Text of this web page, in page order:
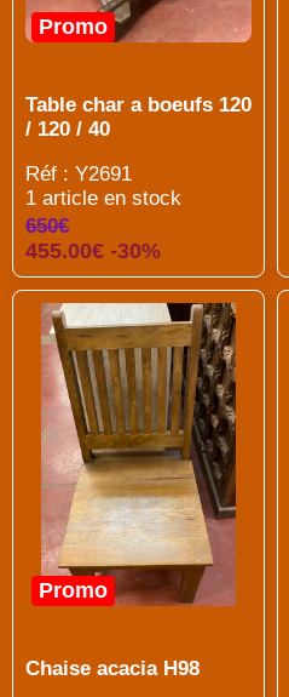
Promo
Table char a boeufs 120
/ 120 / 40
Réf : Y2691
1 article en stock
650€
455.00€ -30%
Promo
Chaise acacia H98